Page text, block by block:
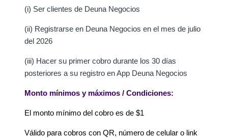
(i) Ser clientes de Deuna Negocios
(ii) Registrarse en Deuna Negocios en el mes de julio
del 2026
(iii) Hacer su primer cobro durante los 30 días
posteriores a su registro en App Deuna Negocios
Monto mínimos y máximos / Condiciones:
El monto mínimo del cobro es de $1
Válido para cobros con QR, número de celular o link